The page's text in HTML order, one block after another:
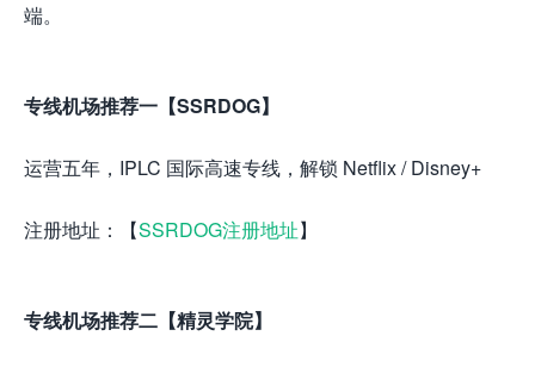
端。
专线机场推荐一【SSRDOG】
运营五年，IPLC 国际高速专线，解锁 Netflix / Disney+
注册地址：【SSRDOG注册地址】
专线机场推荐二【精灵学院】